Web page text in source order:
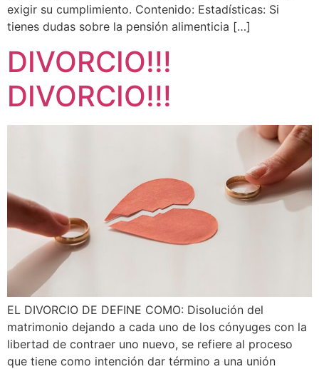
exigir su cumplimiento. Contenido: Estadísticas: Si
tienes dudas sobre la pensión alimenticia […]
DIVORCIO!!!
DIVORCIO!!!
EL DIVORCIO DE DEFINE COMO: Disolución del
matrimonio dejando a cada uno de los cónyuges con la
libertad de contraer uno nuevo, se refiere al proceso
que tiene como intención dar término a una unión